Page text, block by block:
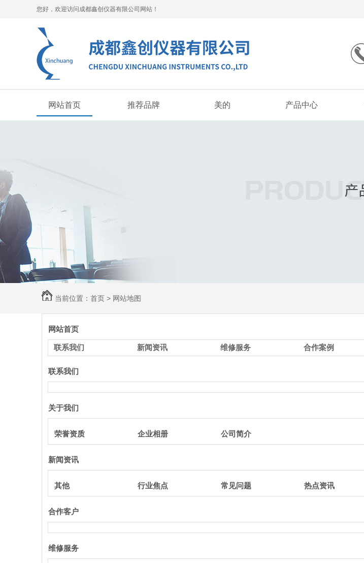
您好，欢迎访问成都鑫创仪器有限公司网站！
网站首页 推荐品牌 美的 产品中心
当前位置： 首页 > 网站地图
网站首页
联系我们 新闻资讯 维修服务 合作案例
联系我们
关于我们
荣誉资质 企业相册 公司简介
新闻资讯
其他 行业焦点 常见问题 热点资讯
合作客户
维修服务